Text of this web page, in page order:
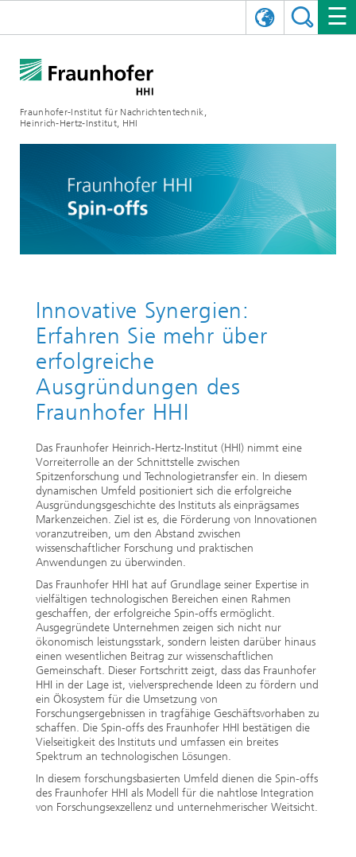
Fraunhofer-Institut für Nachrichtentechnik,
Heinrich-Hertz-Institut, HHI
Leitung
Forschungsbereiche
Kommunikation & Netze
Photonische Komponenten & Systeme
Kuratorium
Ethikkommission
Kooperationen
Forschungsfabrik Mikroelektronik Deutschland (FMD)
Leistungszentrum Digitale Vernetzung
Geschichte des HHI
Biografie von Heinrich Hertz
Die wichtigsten Experimente von Heinrich Hertz
Mobilität
Kompression
Multimedia
5G, Fiber and Beyond
Künstliche Intelligenz
Medizintechnik
Industrie
Sensorik
Quantentechnologien
Videokommunikation und Applikationen
Vision and Imaging Technologies
Künstliche Intelligenz
KOMMUNIKATION & NETZE
Drahtlose Kommunikation und Netze
Photonische Netze und Systeme
PHOTONISCHE KOMPONENTEN & SYSTEME
Technologie und Infrastruktur
Faseroptische Sensorsysteme
NACHRICHTEN
2023
2022
2021
2020
PRESSEMITTEILUNGEN
JAHRESBERICHTE
VERANSTALTUNGEN
SHOWROOMS
SCIENCE TECH SPACE
KARRIERE
WEITERE INFOS ZUM FRAUNHOFER HHI ALS ARBEITGEBER
STARTUPS AT HHI
TIME LAB
AUSZEICHNUNGEN
Innovative Synergien:
Erfahren Sie mehr über
erfolgreiche
Ausgründungen des
Fraunhofer HHI
Das Fraunhofer Heinrich-Hertz-Institut (HHI) nimmt eine
Vorreiterrolle an der Schnittstelle zwischen
Spitzenforschung und Technologietransfer ein. In diesem
dynamischen Umfeld positioniert sich die erfolgreiche
Ausgründungsgeschichte des Instituts als einprägsames
Markenzeichen. Ziel ist es, die Förderung von Innovationen
voranzutreiben, um den Abstand zwischen
wissenschaftlicher Forschung und praktischen
Anwendungen zu überwinden.
Das Fraunhofer HHI hat auf Grundlage seiner Expertise in
vielfältigen technologischen Bereichen einen Rahmen
geschaffen, der erfolgreiche Spin-offs ermöglicht.
Ausgegründete Unternehmen zeigen sich nicht nur
ökonomisch leistungsstark, sondern leisten darüber hinaus
einen wesentlichen Beitrag zur wissenschaftlichen
Gemeinschaft. Dieser Fortschritt zeigt, dass das Fraunhofer
HHI in der Lage ist, vielversprechende Ideen zu fördern und
ein Ökosystem für die Umsetzung von
Forschungsergebnissen in tragfähige Geschäftsvorhaben zu
schaffen. Die Spin-offs des Fraunhofer HHI bestätigen die
Vielseitigkeit des Instituts und umfassen ein breites
Spektrum an technologischen Lösungen.
In diesem forschungsbasierten Umfeld dienen die Spin-offs
des Fraunhofer HHI als Modell für die nahtlose Integration
von Forschungsexzellenz und unternehmerischer Weitsicht.